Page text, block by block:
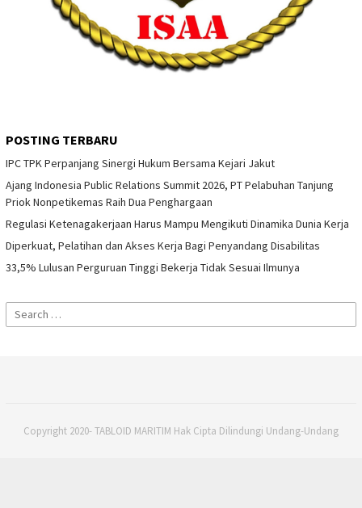
POSTING TERBARU
IPC TPK Perpanjang Sinergi Hukum Bersama Kejari Jakut
Ajang Indonesia Public Relations Summit 2026, PT Pelabuhan Tanjung
Priok Nonpetikemas Raih Dua Penghargaan
Regulasi Ketenagakerjaan Harus Mampu Mengikuti Dinamika Dunia Kerja
Diperkuat, Pelatihan dan Akses Kerja Bagi Penyandang Disabilitas
33,5% Lulusan Perguruan Tinggi Bekerja Tidak Sesuai Ilmunya
Search
for:
Copyright 2020- TABLOID MARITIM Hak Cipta Dilindungi Undang-Undang